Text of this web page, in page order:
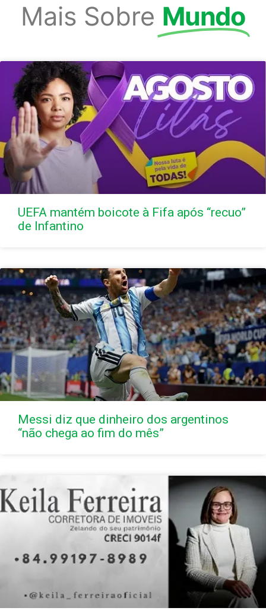
Mais Sobre Mundo
UEFA mantém boicote à Fifa após “recuo”
de Infantino
Messi diz que dinheiro dos argentinos
“não chega ao fim do mês”